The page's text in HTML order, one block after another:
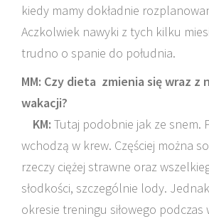
kiedy mamy dokładnie
Aczkolwiek nawyki z tych kilku
trudno o spanie do południa.
MM: Czy dieta zmienia się wraz z
wakacji?
KM: Tutaj podobnie jak ze snem.
wchodzą w krew. Częściej można
rzeczy ciężej strawne oraz
słodkości, szczególnie lody.
okresie treningu siłowego podczas